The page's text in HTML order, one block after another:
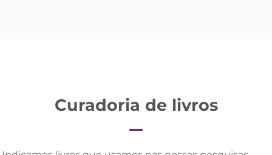
Curadoria de livros